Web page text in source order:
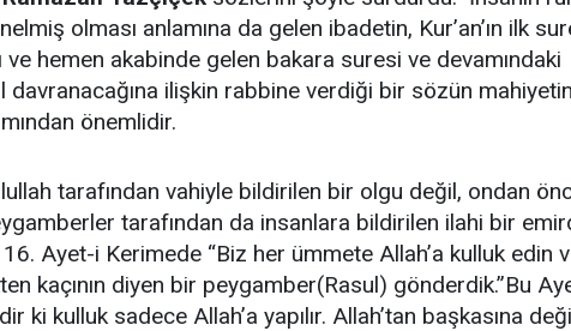
olması anlamına da gelen ibadetin, Kur’an’ın ilk
ve hemen akabinde gelen bakara suresi ve devamındaki
davranacağına ilişkin rabbine verdiği bir sözün
önemlidir.
tarafından vahiyle bildirilen bir olgu değil, ondan
tarafından da insanlara bildirilen ilahi bir
Ayet-i Kerimede “Biz her ümmete Allah’a kulluk edin
kaçının diyen bir peygamber(Rasul) gönderdik.”Bu
ki kulluk sadece Allah’a yapılır. Allah’tan başkasına